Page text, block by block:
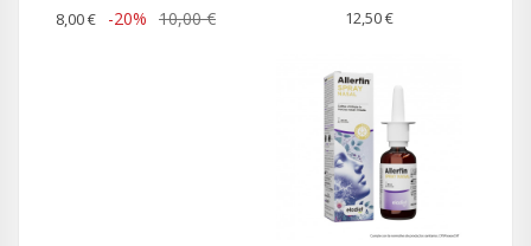
8,00 € -20% 10,00 € 12,50 €